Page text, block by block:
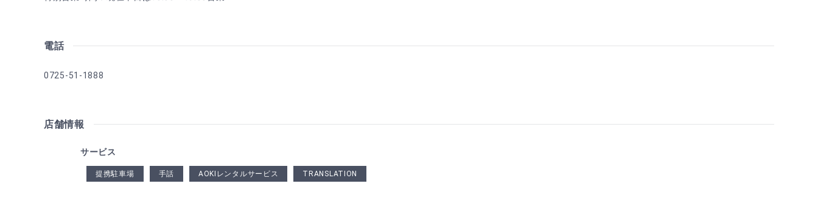
電話
0725-51-1888
店舗情報
サービス
提携駐車場 手話 AOKIレンタルサービス TRANSLATION